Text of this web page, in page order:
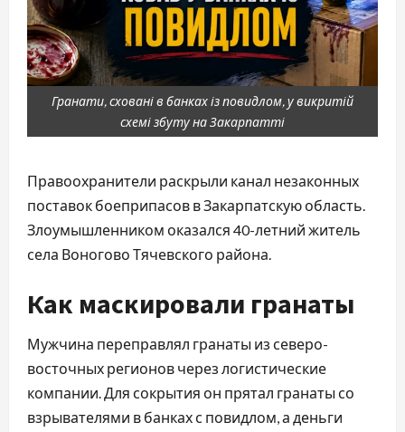
Гранати, сховані в банках із повидлом, у викритій
схемі збуту на Закарпатті
Правоохранители раскрыли канал незаконных
поставок боеприпасов в Закарпатскую область.
Злоумышленником оказался 40-летний житель
села Воногово Тячевского района.
Как маскировали гранаты
Мужчина переправлял гранаты из северо-
восточных регионов через логистические
компании. Для сокрытия он прятал гранаты со
взрывателями в банках с повидлом, а деньги